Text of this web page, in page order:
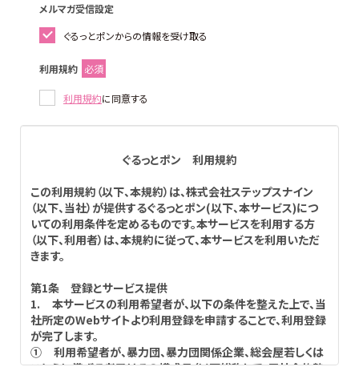
メルマガ受信設定
ぐるっとポンからの情報を受け取る
利用規約 必須
利用規約に同意する
ぐるっとポン 利用規約
この利用規約（以下、本規約）は、株式会社ステップスナイン
（以下、当社）が提供するぐるっとポン(以下、本サービス)につ
いての利用条件を定めるものです。本サービスを利用する方
（以下、利用者）は、本規約に従って、本サービスを利用いただ
きます。
第1条 登録とサービス提供
1. 本サービスの利用希望者が、以下の条件を整えた上で、当
社所定のWebサイトより利用登録を申請することで、利用登録
が完了します。
① 利用希望者が、暴力団、暴力団関係企業、総会屋若しくは
これらに準ずる者又はその構成員（以下総称して、反社会的勢